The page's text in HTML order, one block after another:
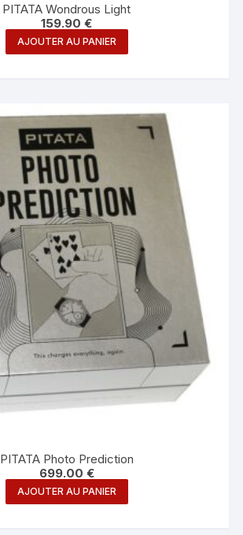
PITATA Wondrous Light
159.90€
AJOUTER AU PANIER
PITATA Photo Prediction
699.00 €
AJOUTER AU PANIER